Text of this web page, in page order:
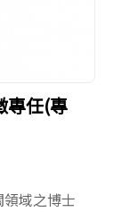
專任(專
域之博士